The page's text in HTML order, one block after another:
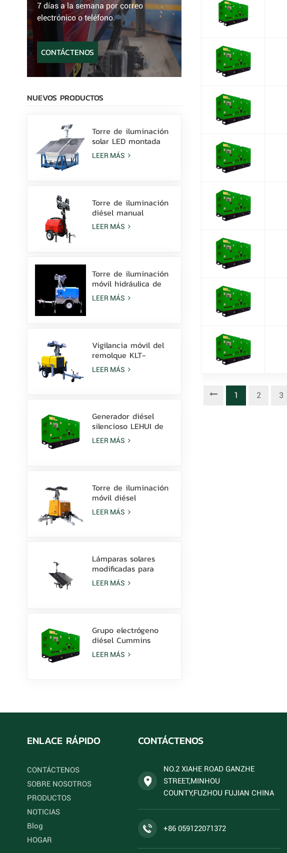
7 días a la semana por correo
electrónico o teléfono.
CONTÁCTENOS
NUEVOS PRODUCTOS
Torre de iluminación
solar LED montada
sobre patines con
lámparas LED de 400
LEER MÁS
Torre de iluminación
diésel manual
compacta y
económica con 4
LEER MÁS
Torre de iluminación
móvil hidráulica de
elevación manual de
9 m de altura con
LEER MÁS
Vigilancia móvil del
remolque KLT-
10000V de la torre
de luz del mástil de
LEER MÁS
Generador diésel
silencioso LEHUI de
80 kVA con motor
Cummins 4Bta3.9-G11
LEER MÁS
Torre de iluminación
móvil diésel
hidráulica de 9 m con
lámparas LED de 350
LEER MÁS
Lámparas solares
modificadas para
requisitos
particulares batería
LEER MÁS
Grupo electrógeno
diésel Cummins
6ZTAA13-G2 de 425
kVA para aplicaciones
LEER MÁS
1 2 3
ENLACE RÁPIDO
CONTÁCTENOS
SOBRE NOSOTROS
PRODUCTOS
NOTICIAS
Blog
HOGAR
CONTÁCTENOS
NO.2 XIAHE ROAD GANZHE
STREET,MINHOU
COUNTY,FUZHOU FUJIAN CHINA
+86 059122071372